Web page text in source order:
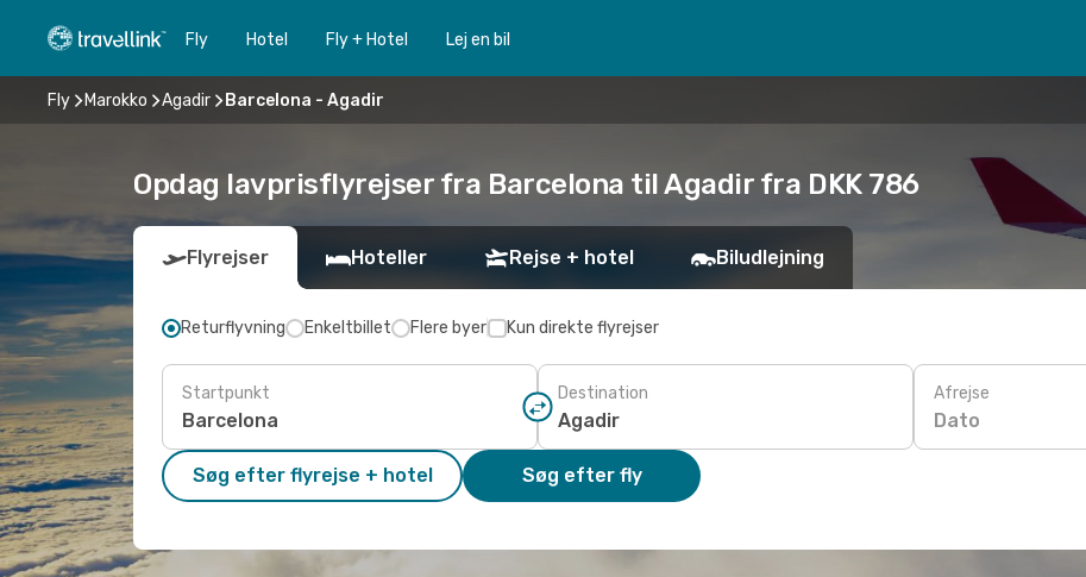
Fly Hotel Fly + Hotel Lej en bil
Fly Marokko Agadir Barcelona - Agadir
Opdag lavprisflyrejser fra Barcelona til Agadir fra DKK 786
Flyrejser Hoteller Rejse + hotel Biludlejning
Returflyvning Enkeltbillet Flere byer Kun direkte flyrejser
Startpunkt Destination Afrejse
Dato
Søg efter flyrejse + hotel Søg efter fly